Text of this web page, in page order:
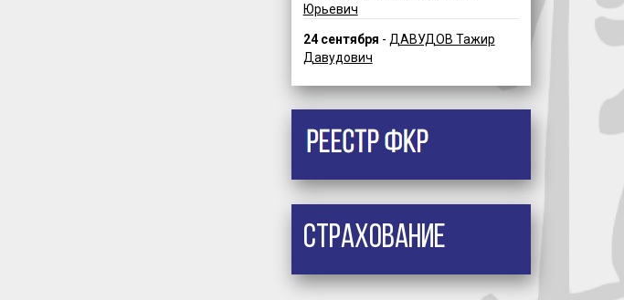
Юрьевич
24 сентября - ДАВУДОВ Тажир
Давудович
Страхование